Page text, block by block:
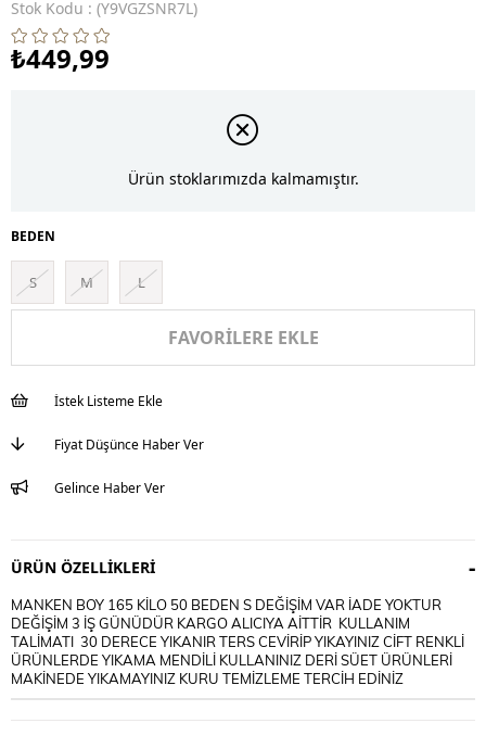
Stok Kodu
(Y9VGZSNR7L)
₺449,99
Ürün stoklarımızda kalmamıştır.
BEDEN
S M L
FAVORILERE EKLE
İstek Listeme Ekle
Fiyat Düşünce Haber Ver
Gelince Haber Ver
ÜRÜN ÖZELLIKLERI
MANKEN BOY 165 KİLO 50 BEDEN S DEĞİŞİM VAR İADE YOKTUR
DEĞİŞİM 3 İŞ GÜNÜDÜR KARGO ALICIYA AİTTİR KULLANIM
TALİMATI 30 DERECE YIKANIR TERS CEVİRİP YIKAYINIZ CİFT RENKLİ
ÜRÜNLERDE YIKAMA MENDİLİ KULLANINIZ DERİ SÜET ÜRÜNLERİ
MAKİNEDE YIKAMAYINIZ KURU TEMİZLEME TERCİH EDİNİZ